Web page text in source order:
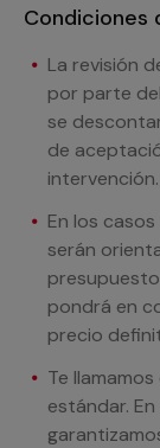
Condiciones
La revisión
por parte
se
de
intervención.
En los
serán
pondrá en
precio
Te
estándar.